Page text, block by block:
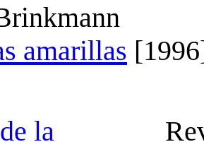
amarillas